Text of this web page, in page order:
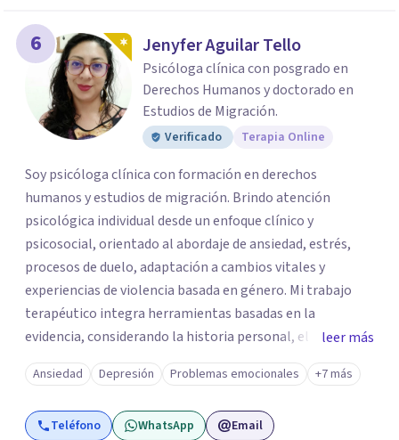
6 Jenyfer Aguilar Tello
Psicóloga clínica con posgrado en
Derechos Humanos y doctorado en
Estudios de Migración.
Verificado Terapia Online
Soy psicóloga clínica con formación en derechos
humanos y estudios de migración. Brindo atención
psicológica individual desde un enfoque clínico y
psicosocial, orientado al abordaje de ansiedad, estrés,
procesos de duelo, adaptación a cambios vitales y
experiencias de violencia basada en género. Mi trabajo
terapéutico integra herramientas basadas en la
evidencia, considerando la historia personal, el contexto
social y cultural de cada paciente. Ofrezco un espacio
profesional, ético y confidencial enfocado en la
comprensión emocional, el fortalecimiento de
habilidades de afrontamiento y la mejora del bienestar
leer más
Ansiedad Depresión Problemas emocionales +7 más
Teléfono WhatsApp Email